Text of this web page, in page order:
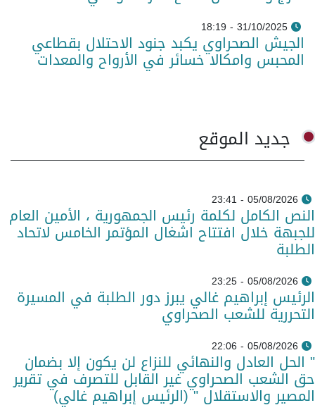
31/10/2025 - 18:19
الجيش الصحراوي يكبد جنود الاحتلال بقطاعي
المحبس وامكالا خسائر في الأرواح والمعدات
جديد الموقع
05/08/2026 - 23:41
النص الكامل لكلمة رئيس الجمهورية ، الأمين العام
للجبهة خلال افتتاح اشغال المؤتمر الخامس لاتحاد
الطلبة
05/08/2026 - 23:25
الرئيس إبراهيم غالي يبرز دور الطلبة في المسيرة
التحررية للشعب الصحراوي
05/08/2026 - 22:06
" الحل العادل والنهائي للنزاع لن يكون إلا بضمان
حق الشعب الصحراوي غير القابل للتصرف في تقرير
المصير والاستقلال " (الرئيس إبراهيم غالي)